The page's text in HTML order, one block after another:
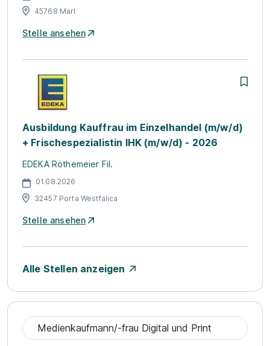
45768 Marl
Stelle ansehen
Ausbildung Kauffrau im Einzelhandel (m/w/d)
+ Frischespezialistin IHK (m/w/d) - 2026
EDEKA Röthemeier Fil.
01.08.2026
32457 Porta Westfalica
Stelle ansehen
Alle Stellen anzeigen